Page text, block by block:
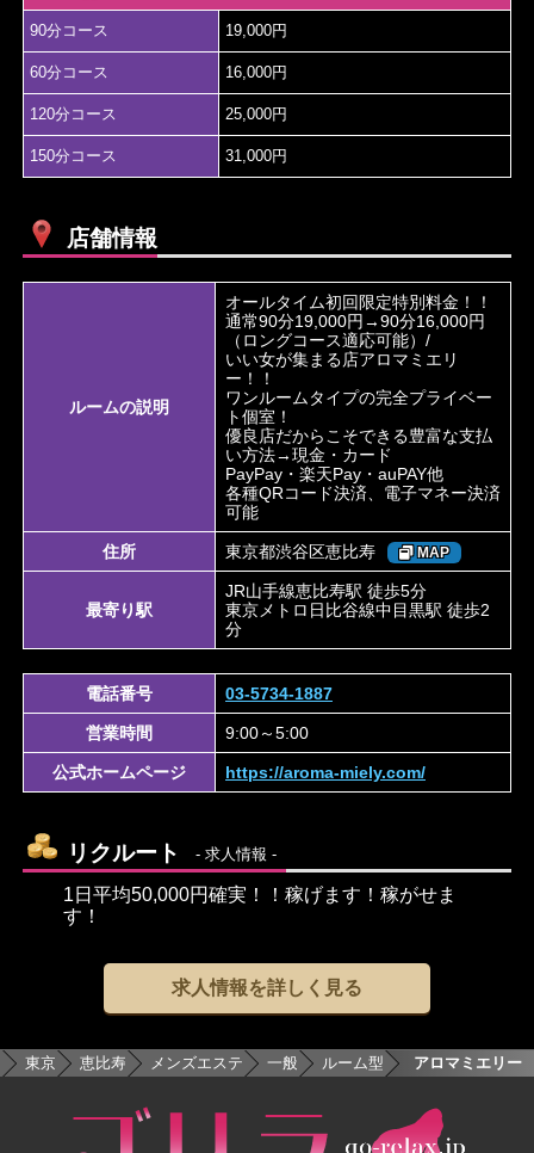
90分コース 19,000円
60分コース 16,000円
120分コース 25,000円
150分コース 31,000円
店舗情報
ルームの説明
オールタイム初回限定特別料金！！
通常90分19,000円→90分16,000円
（ロングコース適応可能）/
いい女が集まる店アロマミエリ
ー！！
ワンルームタイプの完全プライベー
ト個室！
優良店だからこそできる豊富な支払
い方法→現金・カード
PayPay・楽天Pay・auPAY他
各種QRコード決済、電子マネー決済
可能
住所 東京都渋谷区恵比寿 MAP
最寄り駅
JR山手線恵比寿駅 徒歩5分
東京メトロ日比谷線中目黒駅 徒歩2
分
電話番号 03-5734-1887
営業時間 9:00～5:00
公式ホームページ https://aroma-miely.com/
リクルート - 求人情報 -
1日平均50,000円確実！！稼げます！稼がせま
す！
求人情報を詳しく見る
アロマミエリー
ルーム型
一般
メンズエステ
恵比寿
東京